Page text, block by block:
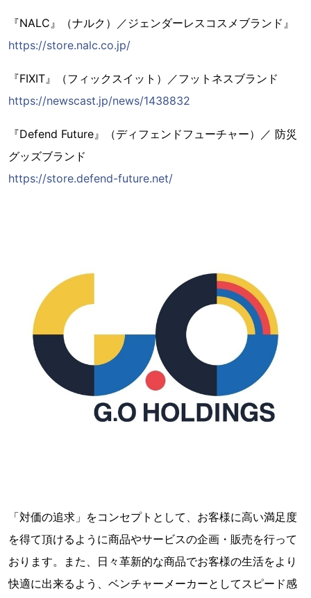
『NALC』（ナルク）／ジェンダーレスコスメブランド』
https://store.nalc.co.jp/
『FIXIT』（フィックスイット）／フットネスブランド
https://newscast.jp/news/1438832
『Defend Future』（ディフェンドフューチャー）／ 防災
グッズブランド
https://store.defend-future.net/
「対価の追求」をコンセプトとして、お客様に高い満足度
を得て頂けるように商品やサービスの企画・販売を行って
おります。また、日々革新的な商品でお客様の生活をより
快適に出来るよう、ベンチャーメーカーとしてスピード感